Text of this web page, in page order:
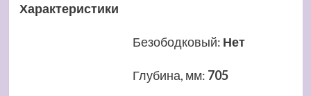
Характеристики
Безободковый: Нет
Глубина, мм: 705